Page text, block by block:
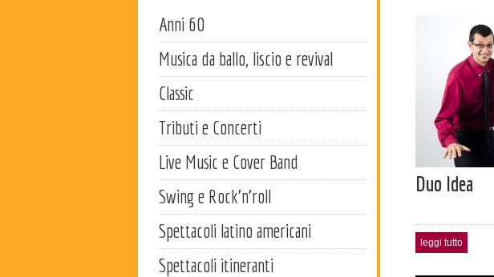
Anni 60
Musica da ballo, liscio e revival
Classic
Tributi e Concerti
Live Music e Cover Band
Swing e Rock'n'roll
Spettacoli latino americani
Spettacoli itineranti
Duo Idea
leggi tutto